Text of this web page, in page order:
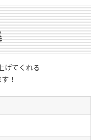
げてくれる
！